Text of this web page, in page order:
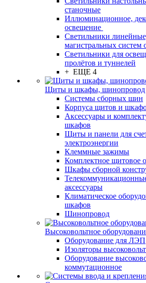
станочные
Иллюминационное,
освещение
Светильники
магистральных систем
Светильники для
пролётов и туннелей
+ ЕЩЕ 4
Щиты и шкафы, шинопровод
Системы сборных шин
Корпуса щитов и
Аксессуары и
шкафов
Щиты и панели для
электроэнергии
Клеммные зажимы
Комплектное щитовое
Шкафы сборной
аксессуары
Климатическое
шкафов
Шинопровод
Высоковольтное
Оборудование для ЛЭП
Изоляторы
Оборудование
коммутационное